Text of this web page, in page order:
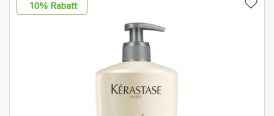
10% Rabatt